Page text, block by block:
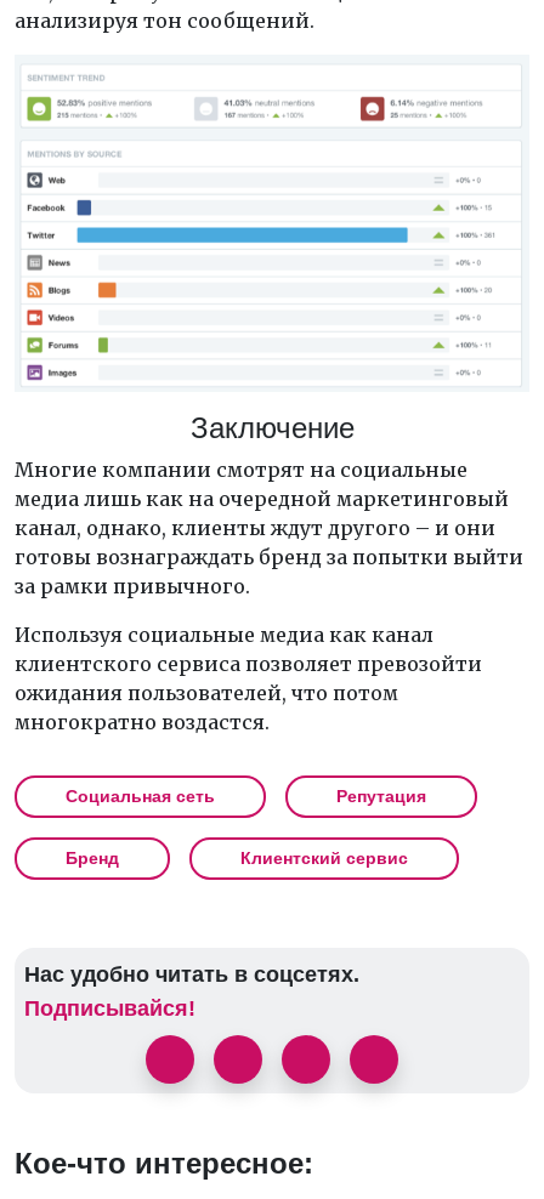
анализируя тон сообщений.
Заключение
Многие компании смотрят на социальные
медиа лишь как на очередной маркетинговый
канал, однако, клиенты ждут другого – и они
готовы вознаграждать бренд за попытки выйти
за рамки привычного.
Используя социальные медиа как канал
клиентского сервиса позволяет превозойти
ожидания пользователей, что потом
многократно воздастся.
Социальная сеть Репутация
Бренд Клиентский сервис
Нас удобно читать в соцсетях.
Подписывайся!
Кое-что интересное: